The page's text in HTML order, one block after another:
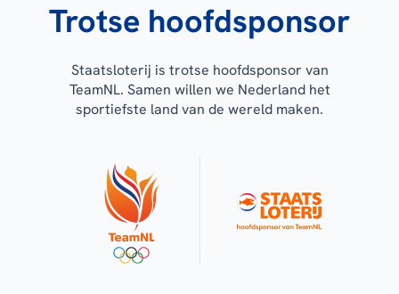
Trotse hoofdsponsor
Staatsloterij is trotse hoofdsponsor van
TeamNL. Samen willen we Nederland het
sportiefste land van de wereld maken.